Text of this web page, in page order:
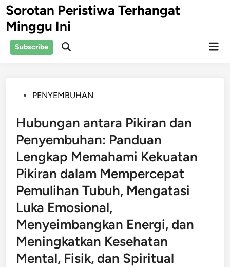
Skip
to
content
Sorotan Peristiwa Terhangat
Minggu Ini
Subscribe
Open
PostedPENYEMBUHAN
Hubungan antara Pikiran dan
Penyembuhan: Panduan
Lengkap Memahami Kekuatan
Pikiran dalam Mempercepat
Pemulihan Tubuh, Mengatasi
Luka Emosional,
Menyeimbangkan Energi, dan
Meningkatkan Kesehatan
Mental, Fisik, dan Spiritual